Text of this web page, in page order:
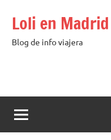
contenido
Loli en Madrid
Blog de info viajera